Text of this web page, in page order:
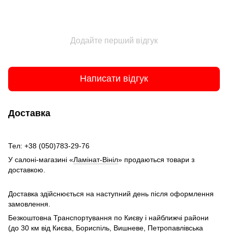
Додайте перший відгук
Написати відгук
Доставка
Тел: +38 (050)783-29-76
У салоні-магазині «Ламінат-Вініл» продаються товари з
доставкою.
Доставка здійснюється на наступний день після оформлення
замовлення.
Безкоштовна Транспортування по Києву і найближчі райони
(до 30 км від Києва, Бориспіль, Вишневе, Петропавлівська